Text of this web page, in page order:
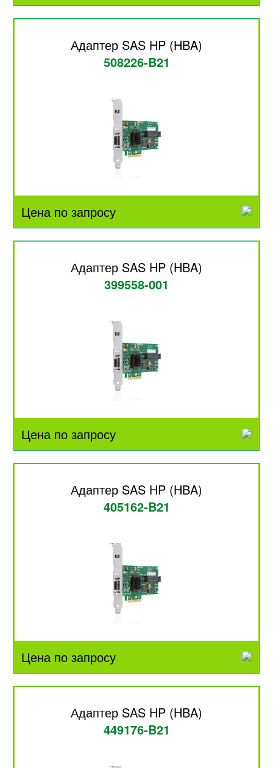
Адаптер SAS HP (HBA)
508226-B21
Цена по запросу
Адаптер SAS HP (HBA)
399558-001
Цена по запросу
Адаптер SAS HP (HBA)
405162-B21
Цена по запросу
Адаптер SAS HP (HBA)
449176-B21